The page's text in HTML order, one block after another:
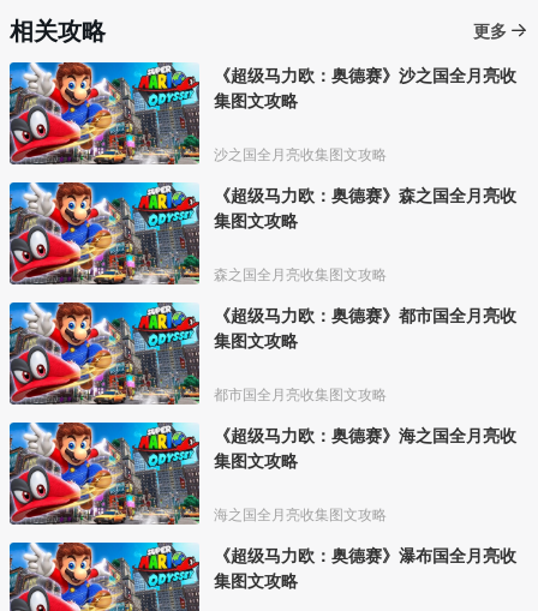
相关攻略
更多
《超级马力欧：奥德赛》沙之国全月亮收
集图文攻略
沙之国全月亮收集图文攻略
《超级马力欧：奥德赛》森之国全月亮收
集图文攻略
森之国全月亮收集图文攻略
《超级马力欧：奥德赛》都市国全月亮收
集图文攻略
都市国全月亮收集图文攻略
《超级马力欧：奥德赛》海之国全月亮收
集图文攻略
海之国全月亮收集图文攻略
《超级马力欧：奥德赛》瀑布国全月亮收
集图文攻略